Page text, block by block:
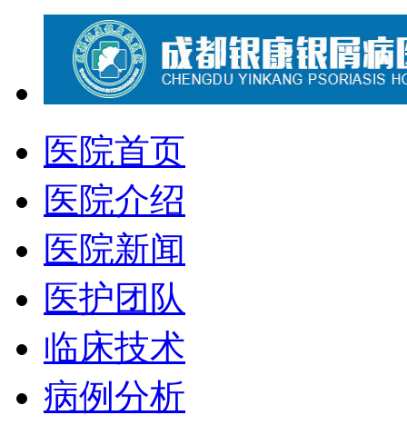
医院首页
医院介绍
医院新闻
医护团队
临床技术
病例分析